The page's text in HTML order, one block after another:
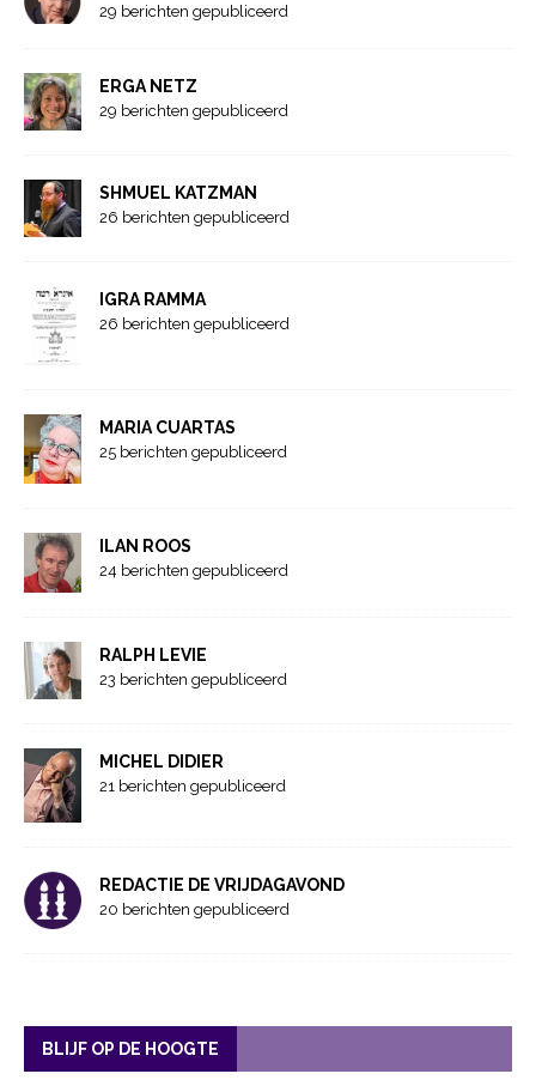
29 berichten gepubliceerd
ERGA NETZ
29 berichten gepubliceerd
SHMUEL KATZMAN
26 berichten gepubliceerd
IGRA RAMMA
26 berichten gepubliceerd
MARIA CUARTAS
25 berichten gepubliceerd
ILAN ROOS
24 berichten gepubliceerd
RALPH LEVIE
23 berichten gepubliceerd
MICHEL DIDIER
21 berichten gepubliceerd
REDACTIE DE VRIJDAGAVOND
20 berichten gepubliceerd
BLIJF OP DE HOOGTE